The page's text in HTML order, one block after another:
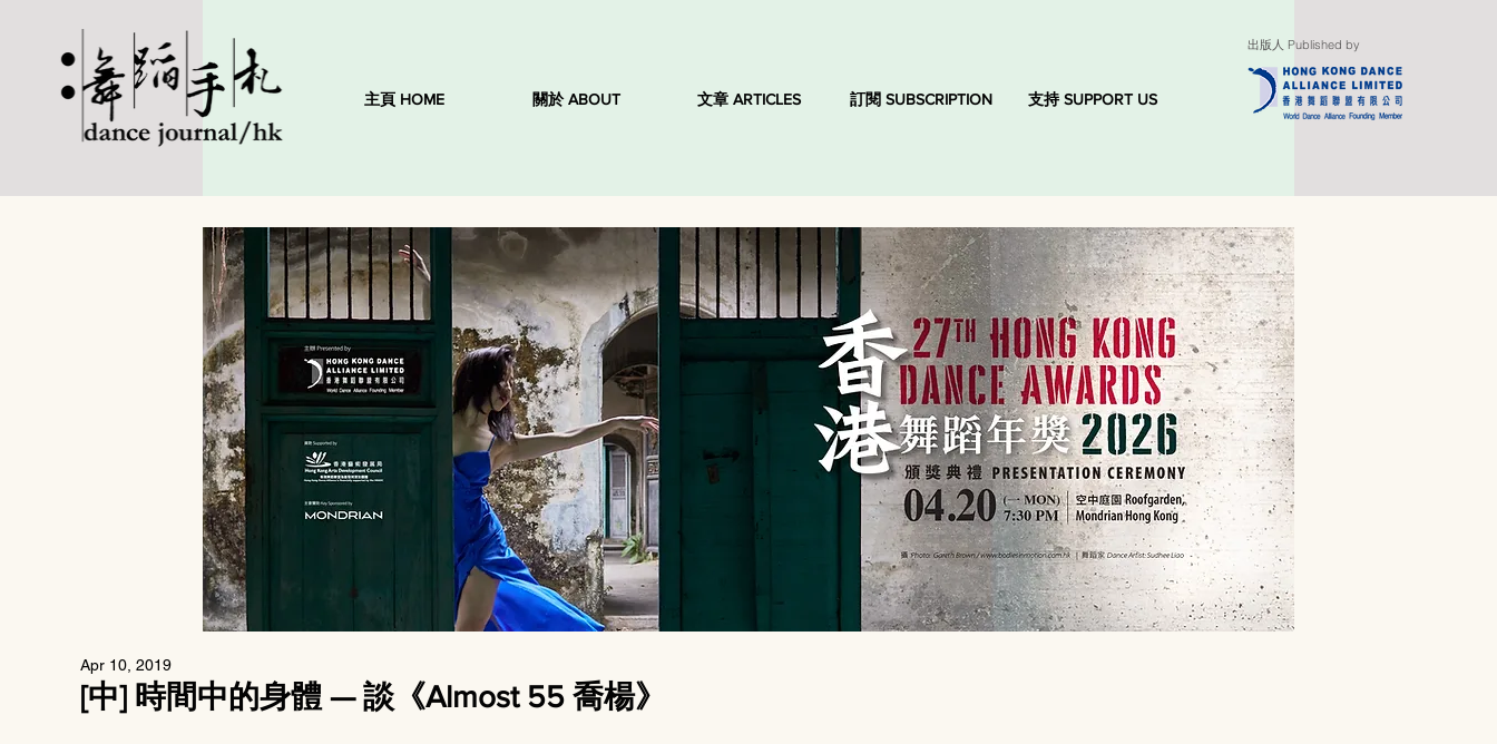
主頁 HOME 關於 ABOUT 文章 ARTICLES 訂閱 SUBSCRIPTION 支持 SUPPORT US
出版人 Published by
[中] 時間中的身體 — 談《Almost 55 喬楊》
Apr 10, 2019